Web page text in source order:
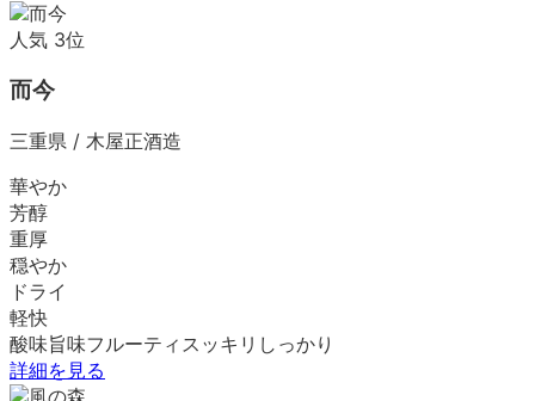
人気 3位
而今
三重県 / 木屋正酒造
華やか
芳醇
重厚
穏やか
ドライ
軽快
酸味旨味フルーティ スッキリ しっかり
詳細を見る